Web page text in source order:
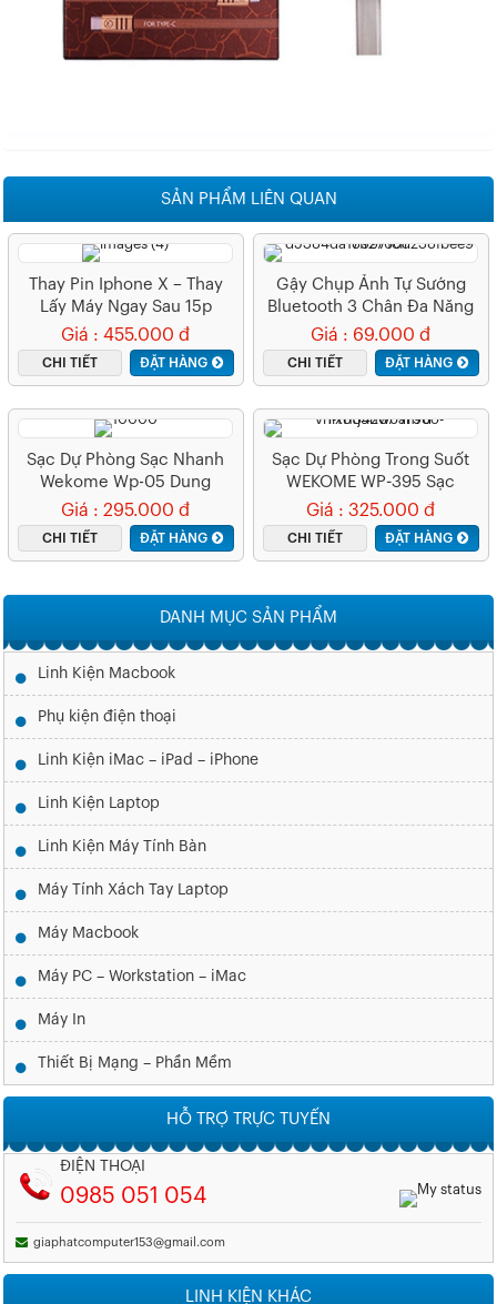
SẢN PHẨM LIÊN QUAN
Thay Pin Iphone X – Thay
Lấy Máy Ngay Sau 15p
Giá : 455.000 đ
CHI TIẾT ĐẶT HÀNG
Gậy Chụp Ảnh Tự Sướng
Bluetooth 3 Chân Đa Năng
Q07
Giá : 69.000 đ
CHI TIẾT ĐẶT HÀNG
Sạc Dự Phòng Sạc Nhanh
Wekome Wp-05 Dung
Lượng 10.000Ah – Màn
Hình Hiển Thị LED
Giá : 295.000 đ
CHI TIẾT ĐẶT HÀNG
Sạc Dự Phòng Trong Suốt
WEKOME WP-395 Sạc
Nhanh 22.5w Thiết Kế Bền
Đẹp
Giá : 325.000 đ
CHI TIẾT ĐẶT HÀNG
DANH MỤC SẢN PHẨM
Linh Kiện Macbook
Phụ kiện điện thoại
Linh Kiện iMac – iPad – iPhone
Linh Kiện Laptop
Linh Kiện Máy Tính Bàn
Máy Tính Xách Tay Laptop
Máy Macbook
Máy PC – Workstation – iMac
Máy In
Thiết Bị Mạng – Phần Mềm
HỖ TRỢ TRỰC TUYẾN
ĐIỆN THOẠI
0985 051 054
giaphatcomputer153@gmail.com
LINH KIỆN KHÁC